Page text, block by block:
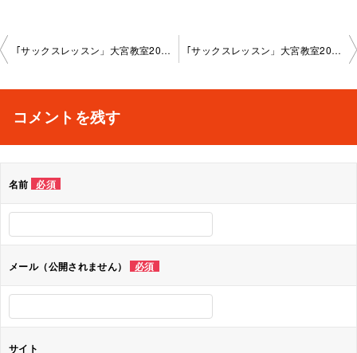
投
ビ
シ
ョ
ン
｢サックスレッスン」大宮教室2024-12-10-­no0018-­1055 ｢サックスレッスン」大宮教室2025-01-07-­no0018-­1055
コメントを残す
名前 必須
メール（公開されません） 必須
サイト